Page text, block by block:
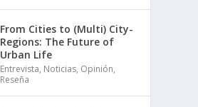
From Cities to (Multi) City-
Regions: The Future of
Urban Life
Entrevista, Noticias, Opinión,
Reseña